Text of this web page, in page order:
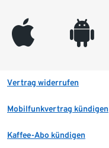
appleinc android
Vertrag widerrufen
Mobilfunkvertrag kündigen
Kaffee-Abo kündigen